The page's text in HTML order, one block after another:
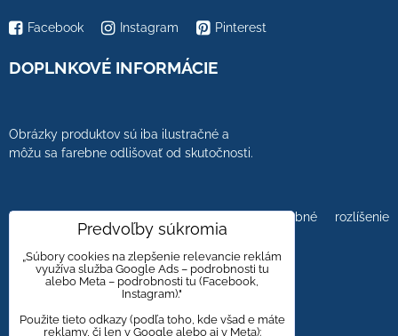
Facebook Instagram Pinterest
DOPLNKOVÉ INFORMÁCIE
Obrázky produktov sú iba ilustračné a
môžu sa farebne odlišovať od skutočnosti.
Farebnosť obrázkov tiež ovplyvňuje farebné rozlíšenie
zobrazovacej jednotky.
Obklady a dlažby s kameninovým, mramorovým,
dreveným dizajnom majú viacero kresieb,
Predvoľby súkromia
„Súbory cookies na zlepšenie relevancie reklám
využíva služba Google Ads – podrobnosti tu
alebo Meta – podrobnosti tu (Facebook,
Instagram)."
Použite tieto odkazy (podľa toho, kde všad e máte
reklamy, či len v Google alebo aj v Meta):